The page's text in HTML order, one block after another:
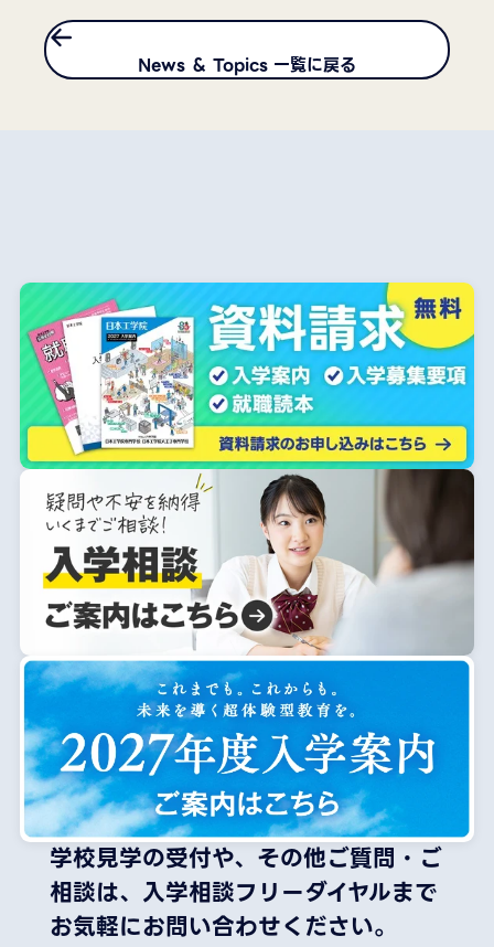
News ＆ Topics 一覧に戻る
学校見学の受付や、その他ご質問・ご
相談は、 入学相談フリーダイヤルまで
お気軽にお問い合わせください。